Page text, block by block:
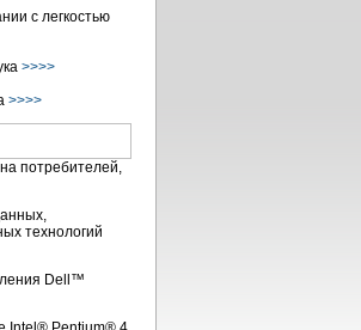
с легкостью
>>>>
>>>>
потребителей,
технологий
Dell™